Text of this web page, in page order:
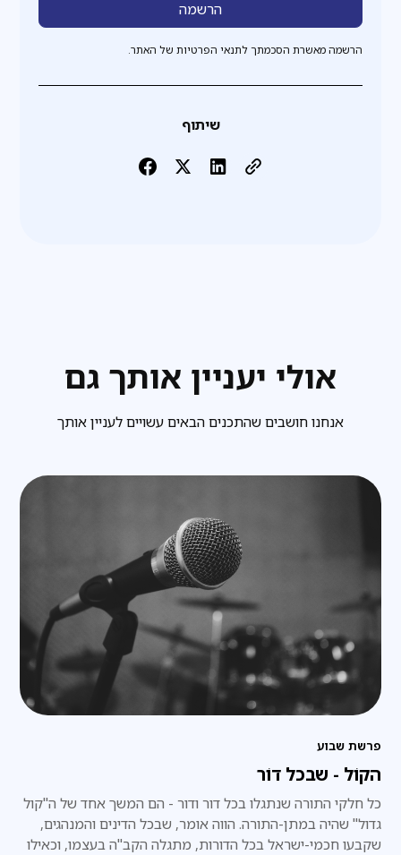
הרשמה מאשרת הסכמתך לתנאי הפרטיות של האתר.
שיתוף
אולי יעניין אותך גם
אנחנו חושבים שהתכנים הבאים עשויים לעניין אותך
פרשת שבוע
הקוֹל - שבכל דוֹר
כל חלקי התורה שנתגלו בכל דור ודור - הם המשך אחד של ה"קול
גדול" שהיה במתן-התורה. הווה אומר, שבכל הדינים והמנהגים,
שקבעו חכמי-ישראל בכל הדורות, מתגלה הקב"ה בעצמו, וכאילו